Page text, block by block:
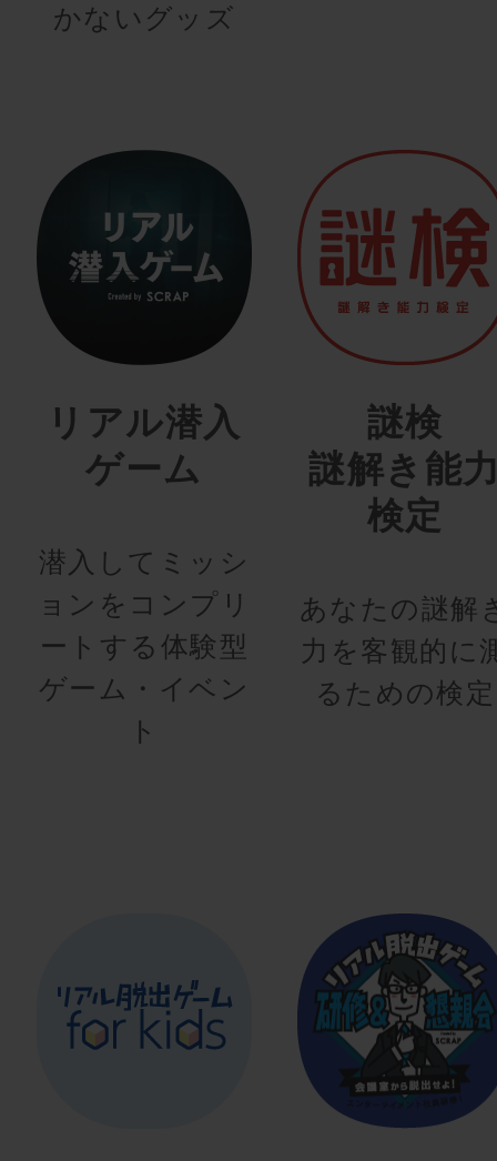
かないグッズ
リアル潜入
ゲーム
潜入してミッシ
ョンをコンプリ
ートする体験型
ゲーム・イベン
ト
謎検
謎解き能
検定
あなたの謎解
力を客観的に
るための検定